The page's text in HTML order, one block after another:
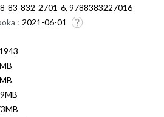
83-832-2701-6, 9788383227016
: 2021-06-01